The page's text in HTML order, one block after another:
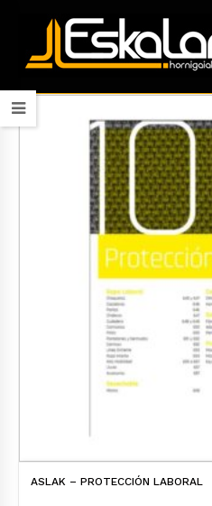
ASLAK – PROTECCIÓN LABORAL